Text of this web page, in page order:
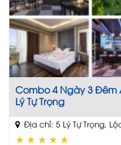
Combo 4 Ngày 3 Đêm
Lý Tự Trọng
Địa chỉ: 5 Lý Tự Trọng,
★ ★ ★ ★ ★